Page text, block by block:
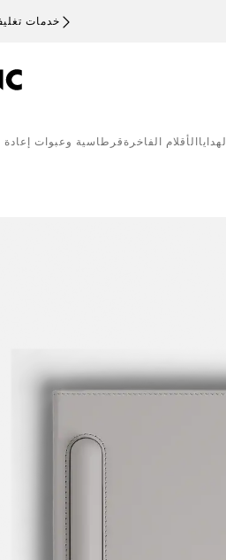
خدمات
الهدايا الأقلام الفاخرة قرطاسية وعبوات إعادة